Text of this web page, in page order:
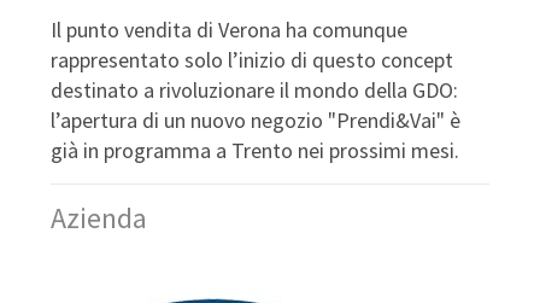
Il punto vendita di Verona ha comunque
rappresentato solo l’inizio di questo concept
destinato a rivoluzionare il mondo della GDO:
l’apertura di un nuovo negozio "Prendi&Vai" è
già in programma a Trento nei prossimi mesi.
Azienda